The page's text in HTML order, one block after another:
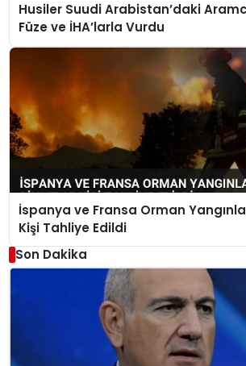
Husiler Suudi Arabistan’daki
Füze ve İHA’larla Vurdu
İspanya ve Fransa Orman
Kişi Tahliye Edildi
Son Dakika